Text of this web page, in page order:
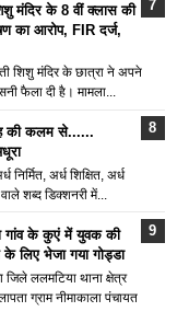
मंदिर के 8 वीं क्लास की
का आरोप, FIR दर्ज,
शिशु मंदिर के छात्रा ने अपने
फैला दी है। मामला...
की कलम से......
निर्मित, अर्ध शिक्षित, अर्ध
शब्द डिक्शनरी में...
गांव के कुएं में युवक की
लिए भेजा गया गोड्डा
जिले ललमटिया थाना क्षेत्र
ग्राम नीमाकाला पंचायत